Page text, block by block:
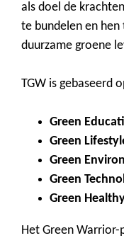
als doel de
te bundelen en
duurzame groene
TGW is gebaseerd
Green
Green
Green
Green
Green
Het Green